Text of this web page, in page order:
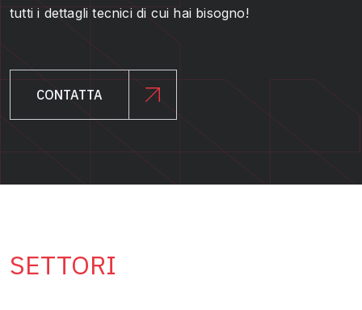
tutti i dettagli tecnici di cui hai bisogno!
CONTATTA
SETTORI